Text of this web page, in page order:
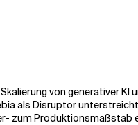
von generativer
als Disruptor
zum Produktionsmaßstab